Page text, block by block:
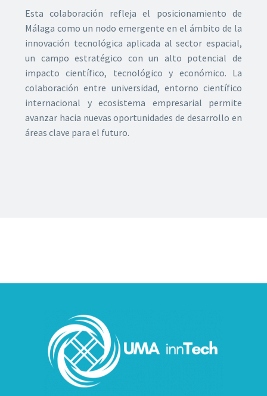
Esta colaboración refleja el posicionamiento de
Málaga como un nodo emergente en el ámbito de la
innovación tecnológica aplicada al sector espacial,
un campo estratégico con un alto potencial de
impacto científico, tecnológico y económico. La
colaboración entre universidad, entorno científico
internacional y ecosistema empresarial permite
avanzar hacia nuevas oportunidades de desarrollo en
áreas clave para el futuro.